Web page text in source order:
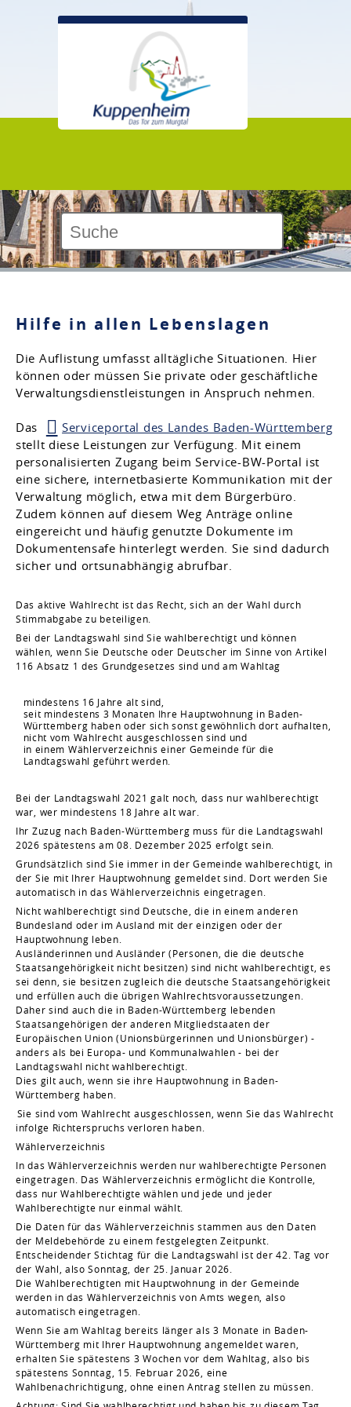
Hilfe in allen Lebenslagen
Die Auflistung umfasst alltägliche Situationen. Hier
können oder müssen Sie private oder geschäftliche
Verwaltungsdienstleistungen in Anspruch nehmen.
Das
Serviceportal des Landes Baden-Württemberg
stellt diese Leistungen zur Verfügung. Mit einem
personalisierten Zugang beim Service-BW-Portal ist
eine sichere, internetbasierte Kommunikation mit der
Verwaltung möglich, etwa mit dem Bürgerbüro.
Zudem können auf diesem Weg Anträge online
eingereicht und häufig genutzte Dokumente im
Dokumentensafe hinterlegt werden. Sie sind dadurch
sicher und ortsunabhängig abrufbar.
Das aktive Wahlrecht ist das Recht, sich an der Wahl durch
Stimmabgabe zu beteiligen.
Bei der Landtagswahl sind Sie wahlberechtigt und können
wählen, wenn Sie Deutsche oder Deutscher im Sinne von Artikel
116 Absatz 1 des Grundgesetzes sind und am Wahltag
mindestens 16 Jahre alt sind,
seit mindestens 3 Monaten Ihre Hauptwohnung in Baden-
Württemberg haben oder sich sonst gewöhnlich dort aufhalten,
nicht vom Wahlrecht ausgeschlossen sind und
in einem Wählerverzeichnis einer Gemeinde für die
Landtagswahl geführt werden.
Bei der Landtagswahl 2021 galt noch, dass nur wahlberechtigt
war, wer mindestens 18 Jahre alt war.
Ihr Zuzug nach Baden-Württemberg muss für die Landtagswahl
2026 spätestens am 08. Dezember 2025 erfolgt sein.
Grundsätzlich sind Sie immer in der Gemeinde wahlberechtigt, in
der Sie mit Ihrer Hauptwohnung gemeldet sind. Dort werden Sie
automatisch in das Wählerverzeichnis eingetragen.
Nicht wahlberechtigt sind Deutsche, die in einem anderen
Bundesland oder im Ausland mit der einzigen oder der
Hauptwohnung leben.
Ausländerinnen und Ausländer (Personen, die die deutsche
Staatsangehörigkeit nicht besitzen) sind nicht wahlberechtigt, es
sei denn, sie besitzen zugleich die deutsche Staatsangehörigkeit
und erfüllen auch die übrigen Wahlrechtsvoraussetzungen.
Daher sind auch die in Baden-Württemberg lebenden
Staatsangehörigen der anderen Mitgliedstaaten der
Europäischen Union (Unionsbürgerinnen und Unionsbürger) -
anders als bei Europa- und Kommunalwahlen - bei der
Landtagswahl nicht wahlberechtigt.
Dies gilt auch, wenn sie ihre Hauptwohnung in Baden-
Württemberg haben.
Sie sind vom Wahlrecht ausgeschlossen, wenn Sie das Wahlrecht
infolge Richterspruchs verloren haben.
Wählerverzeichnis
In das Wählerverzeichnis werden nur wahlberechtigte Personen
eingetragen. Das Wählerverzeichnis ermöglicht die Kontrolle,
dass nur Wahlberechtigte wählen und jede und jeder
Wahlberechtigte nur einmal wählt.
Die Daten für das Wählerverzeichnis stammen aus den Daten
der Meldebehörde zu einem festgelegten Zeitpunkt.
Entscheidender Stichtag für die Landtagswahl ist der 42. Tag vor
der Wahl, also Sonntag, der 25. Januar 2026.
Die Wahlberechtigten mit Hauptwohnung in der Gemeinde
werden in das Wählerverzeichnis von Amts wegen, also
automatisch eingetragen.
Wenn Sie am Wahltag bereits länger als 3 Monate in Baden-
Württemberg mit Ihrer Hauptwohnung angemeldet waren,
erhalten Sie spätestens 3 Wochen vor dem Wahltag, also bis
spätestens Sonntag, 15. Februar 2026, eine
Wahlbenachrichtigung, ohne einen Antrag stellen zu müssen.